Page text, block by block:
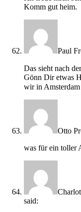
Komm gut heim.
Paul
Das sieht nach
Gönn Dir etwas
wir in
Otto
was für ein toller
said: